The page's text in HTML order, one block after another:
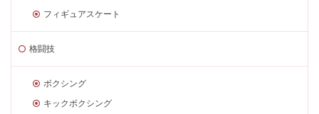
フィギュアスケート
格闘技
ボクシング
キックボクシング